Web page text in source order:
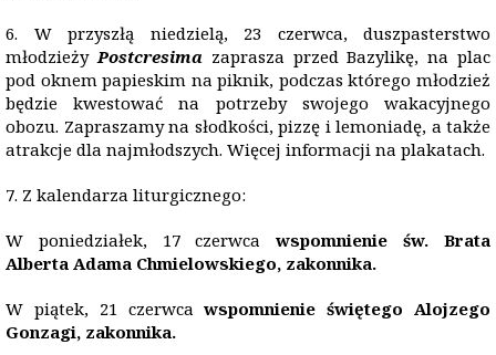
6. W przyszłą niedzielą, 23 czerwca, duszpasterstwo
młodzieży Postcresimazaprasza przed Bazylikę, na plac
pod oknem papieskim na piknik, podczas którego młodzież
będzie kwestować na potrzeby swojego wakacyjnego
obozu. Zapraszamy na słodkości, pizzę i lemoniadę, a także
atrakcje dla najmłodszych. Więcej informacji na plakatach.
7. Z kalendarza liturgicznego:
W poniedziałek, 17 czerwcawspomnienie św. Brata
Alberta Adama Chmielowskiego, zakonnika.
W piątek, 21 czerwcawspomnienie świętego Alojzego
Gonzagi, zakonnika.